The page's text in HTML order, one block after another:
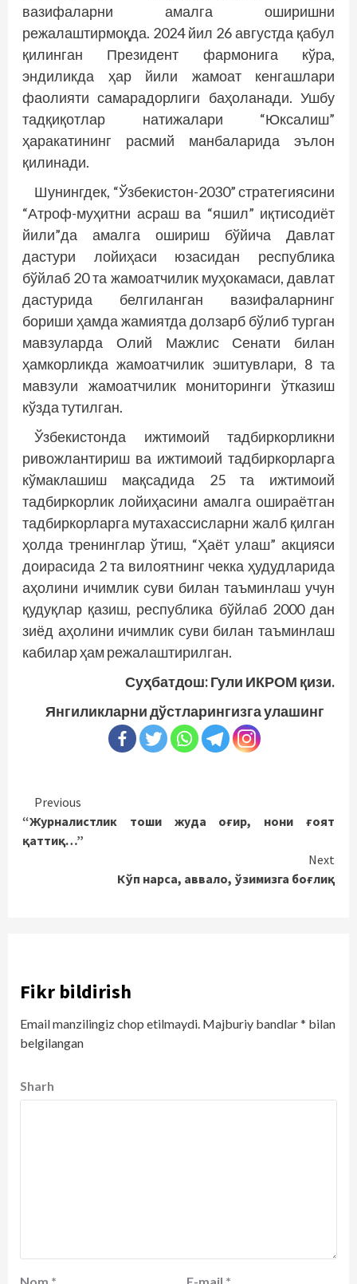
вазифаларни амалга оширишни
режалаштирмоқда. 2024 йил 26 августда қабул
қилинган Президент фармонига кўра,
эндиликда ҳар йили жамоат кенгашлари
фаолияти самарадорлиги баҳоланади. Ушбу
тадқиқотлар натижалари “Юксалиш”
ҳаракатининг расмий манбаларида эълон
қилинади.
Шунингдек, “Ўзбекистон-2030” стратегиясини
“Атроф-муҳитни асраш ва “яшил” иқтисодиёт
йили”да амалга ошириш бўйича Давлат
дастури лойиҳаси юзасидан республика
бўйлаб 20 та жамоатчилик муҳокамаси, давлат
дастурида белгиланган вазифаларнинг
бориши ҳамда жамиятда долзарб бўлиб турган
мавзуларда Олий Мажлис Сенати билан
ҳамкорликда жамоатчилик эшитувлари, 8 та
мавзули жамоатчилик мониторинги ўтказиш
кўзда тутилган.
Ўзбекистонда ижтимоий тадбиркорликни
ривожлантириш ва ижтимоий тадбиркорларга
кўмаклашиш мақсадида 25 та ижтимоий
тадбиркорлик лойиҳасини амалга ошираётган
тадбиркорларга мутахассисларни жалб қилган
ҳолда тренинглар ўтиш, “Ҳаёт улаш” акцияси
доирасида 2 та вилоятнинг чекка ҳудудларида
аҳолини ичимлик суви билан таъминлаш учун
қудуқлар қазиш, республика бўйлаб 2000 дан
зиёд аҳолини ичимлик суви билан таъминлаш
кабилар ҳам режалаштирилган.
Суҳбатдош: Гули ИКРОМ қизи.
Янгиликларни дўстларингизга улашинг
Continue
Reading
Previous
“Журналистлик тоши жуда оғир, нони ғоят
қаттиқ…”
Next
Кўп нарса, аввало, ўзимизга боғлиқ
Fikr bildirish
Email manzilingiz chop etilmaydi. Majburiy bandlar* bilan
belgilangan
Sharh